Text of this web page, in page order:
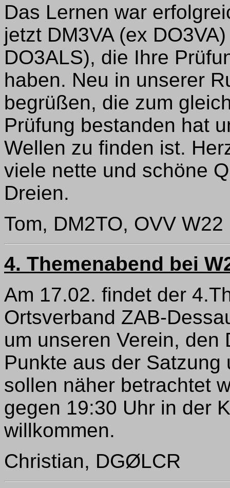
Das Lernen war
jetzt DM3VA (ex
DO3ALS), die Ihre
haben. Neu in unserer
begrüßen, die zum
Prüfung bestanden hat
Wellen zu finden ist.
viele nette und schöne
Dreien.
Tom, DM2TO, OVV W22
4. Themenabend bei
Am 17.02. findet der
Ortsverband ZAB-
um unseren Verein, den
Punkte aus der
sollen näher betrachtet
gegen 19:30 Uhr in der
willkommen.
Christian, DGØLCR